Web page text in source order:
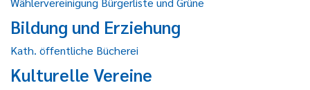
Bildung und Erziehung
Kath. öffentliche Bücherei
Kulturelle Vereine